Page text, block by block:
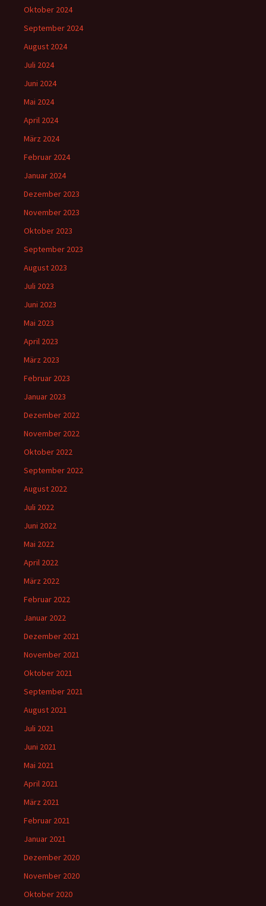
Oktober 2024
September 2024
August 2024
Juli 2024
Juni 2024
Mai 2024
April 2024
März 2024
Februar 2024
Januar 2024
Dezember 2023
November 2023
Oktober 2023
September 2023
August 2023
Juli 2023
Juni 2023
Mai 2023
April 2023
März 2023
Februar 2023
Januar 2023
Dezember 2022
November 2022
Oktober 2022
September 2022
August 2022
Juli 2022
Juni 2022
Mai 2022
April 2022
März 2022
Februar 2022
Januar 2022
Dezember 2021
November 2021
Oktober 2021
September 2021
August 2021
Juli 2021
Juni 2021
Mai 2021
April 2021
März 2021
Februar 2021
Januar 2021
Dezember 2020
November 2020
Oktober 2020